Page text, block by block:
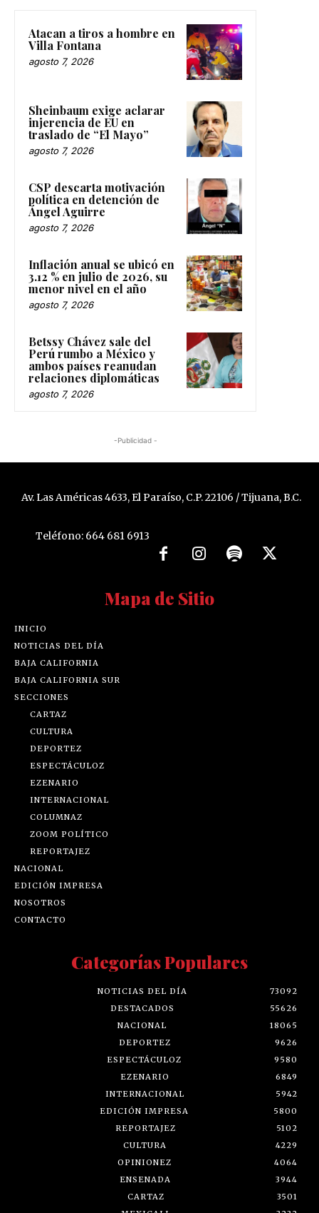
Atacan a tiros a hombre en
Villa Fontana
agosto 7, 2026
Sheinbaum exige aclarar
injerencia de EU en
traslado de “El Mayo”
agosto 7, 2026
CSP descarta motivación
política en detención de
Ángel Aguirre
agosto 7, 2026
Inflación anual se ubicó en
3.12 % en julio de 2026, su
menor nivel en el año
agosto 7, 2026
Betssy Chávez sale del
Perú rumbo a México y
ambos países reanudan
relaciones diplomáticas
agosto 7, 2026
-Publicidad -
Av. Las Américas 4633, El Paraíso, C.P. 22106 / Tijuana, B.C.
Teléfono: 664 681 6913
Mapa de Sitio
INICIO
NOTICIAS DEL DÍA
BAJA CALIFORNIA
BAJA CALIFORNIA SUR
SECCIONES
CARTAZ
CULTURA
DEPORTEZ
ESPECTÁCULOZ
EZENARIO
INTERNACIONAL
COLUMNAZ
ZOOM POLÍTICO
REPORTAJEZ
NACIONAL
EDICIÓN IMPRESA
NOSOTROS
CONTACTO
Categorías Populares
NOTICIAS DEL DÍA
73092
DESTACADOS
55626
NACIONAL
18065
DEPORTEZ
9626
ESPECTÁCULOZ
9580
EZENARIO
6849
INTERNACIONAL
5942
EDICIÓN IMPRESA
5800
REPORTAJEZ
5102
CULTURA
4229
OPINIONEZ
4064
ENSENADA
3944
CARTAZ
3501